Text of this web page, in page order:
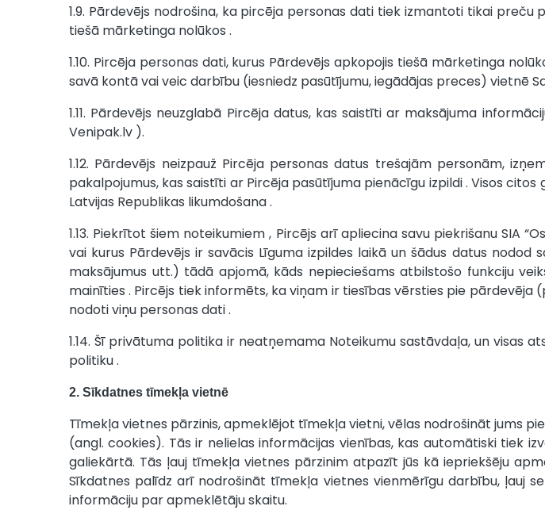
1.9. Pārdevējs nodrošina, ka pircēja personas dati tiek izmantoti tikai
tiešā mārketinga nolūkos .
1.10. Pircēja personas dati, kurus Pārdevējs apkopojis tiešā mārketinga
savā kontā vai veic darbību (iesniedz pasūtījumu, iegādājas preces) vietnē
1.11. Pārdevējs neuzglabā Pircēja datus, kas saistīti ar maksājuma
Venipak.lv ).
1.12. Pārdevējs neizpauž Pircēja personas datus trešajām personām,
pakalpojumus, kas saistīti ar Pircēja pasūtījuma pienācīgu izpildi . Visos
Latvijas Republikas likumdošana .
1.13. Piekrītot šiem noteikumiem , Pircējs arī apliecina savu piekrišanu SIA
vai kurus Pārdevējs ir savācis Līguma izpildes laikā un šādus datus
maksājumus utt.) tādā apjomā, kāds nepieciešams atbilstošo funkciju
mainīties . Pircējs tiek informēts, ka viņam ir tiesības vērsties pie
nodoti viņu personas dati .
1.14. Šī privātuma politika ir neatņemama Noteikumu sastāvdaļa, un visas
politiku .
2. Sīkdatnes tīmekļa vietnē
Tīmekļa vietnes pārzinis, apmeklējot tīmekļa vietni, vēlas nodrošināt jums
(angl. cookies). Tās ir nelielas informācijas vienības, kas automātiski tiek
galiekārtā. Tās ļauj tīmekļa vietnes pārzinim atpazīt jūs kā iepriekšēju
Sīkdatnes palīdz arī nodrošināt tīmekļa vietnes vienmērīgu darbību, ļauj
informāciju par apmeklētāju skaitu.